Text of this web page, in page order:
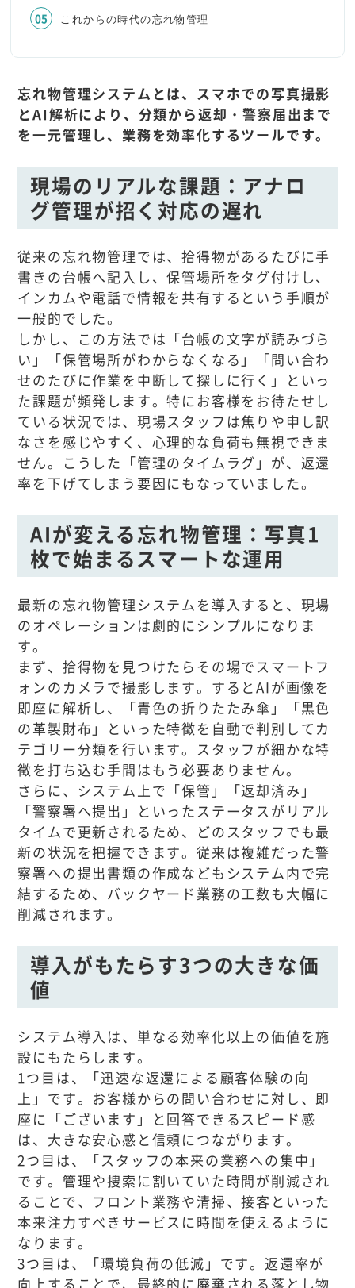
これからの時代の忘れ物管理
忘れ物管理システムとは、スマホでの写真撮影
とAI解析により、分類から返却・警察届出まで
を一元管理し、業務を効率化するツールです。
現場のリアルな課題：アナロ
グ管理が招く対応の遅れ
従来の忘れ物管理では、拾得物があるたびに手
書きの台帳へ記入し、保管場所をタグ付けし、
インカムや電話で情報を共有するという手順が
一般的でした。
しかし、この方法では「台帳の文字が読みづら
い」「保管場所がわからなくなる」「問い合わ
せのたびに作業を中断して探しに行く」といっ
た課題が頻発します。特にお客様をお待たせし
ている状況では、現場スタッフは焦りや申し訳
なさを感じやすく、心理的な負荷も無視できま
せん。こうした「管理のタイムラグ」が、返還
率を下げてしまう要因にもなっていました。
AIが変える忘れ物管理：写真1
枚で始まるスマートな運用
最新の忘れ物管理システムを導入すると、現場
のオペレーションは劇的にシンプルになりま
す。
まず、拾得物を見つけたらその場でスマートフ
ォンのカメラで撮影します。するとAIが画像を
即座に解析し、「青色の折りたたみ傘」「黒色
の革製財布」といった特徴を自動で判別してカ
テゴリー分類を行います。スタッフが細かな特
徴を打ち込む手間はもう必要ありません。
さらに、システム上で「保管」「返却済み」
「警察署へ提出」といったステータスがリアル
タイムで更新されるため、どのスタッフでも最
新の状況を把握できます。従来は複雑だった警
察署への提出書類の作成などもシステム内で完
結するため、バックヤード業務の工数も大幅に
削減されます。
導入がもたらす3つの大きな価
値
システム導入は、単なる効率化以上の価値を施
設にもたらします。
1つ目は、「迅速な返還による顧客体験の向
上」です。お客様からの問い合わせに対し、即
座に「ございます」と回答できるスピード感
は、大きな安心感と信頼につながります。
2つ目は、「スタッフの本来の業務への集中」
です。管理や捜索に割いていた時間が削減され
ることで、フロント業務や清掃、接客といった
本来注力すべきサービスに時間を使えるように
なります。
3つ目は、「環境負荷の低減」です。返還率が
向上することで、最終的に廃棄される落とし物